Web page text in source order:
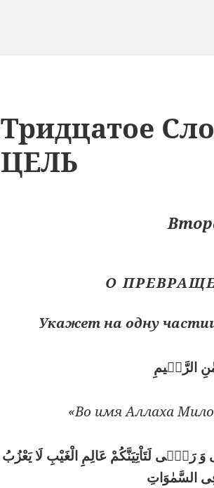
Тридцатое
ЦЕЛЬ
О
Укажет на одну
الرَّحٖيمِ
«Во имя Аллаха
وَ رَبّٖى لَتَاْتِيَنَّكُمْ عَالِمِ الْغَيْبِ لَا يَعْزُبُ
السَّمٰوَاتِ